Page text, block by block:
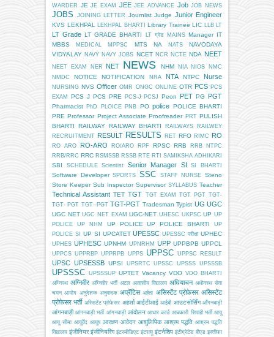
WARDER JE JE EXAM JEE JEE ADVANCE Job JOB NEWS
JOBS JOINING LETTER Journlist Judge Junior Engineer
KVS LEKHPAL LEKHPAL BHARTI Library Trainee LIC LLB LT
LT Grade LT GRADE BHARTI LT ग्रेड MAINS Manager IT
MBBS
MEDICAL MPPSC MTS NA NATS
NAVODAYA
VIDYALAY NAVY NAVY JOBS NCET NCR NCTE NDA NEET
NEET EXAM NER NET NEWS NHM NIA NIOS
NMC
NMDC
NOTICE NOTIFICATION NRA NTA NTPC Nurse
NURSING NVS Officer OMR ONGC ONLINE OTR PCS PCS
EXAM
PCS J PCS PRE PCS-J PCSJ Peon PET PG PGT
Pharmacist PhD PLOICE PNB PO police POLICE BHARTI
PRE Professor Project Associate Proofreader PRT PULISH
BHARTI
RAILWAY RAILWAY BHARTI RAILWAYS
RAILWEY
RECRUITMENT RESULT RESULTS RET RFO RIMC RO
RO ARO RO-ARO RO/ARO RPF RPSC RRB
RRB NTPC
RRB/RRC RRC RSMSSB RSSB RTE RTI SAMIKSHA ADHIKARI
SBI SCHEDULE Scientist Senior Manager SI SI BHARTI
Software Developer SPORTS SSC STAFF NURSE
Steno
Store Keeper Sub Inspector Supervisor SYLLABUS Teacher
Technical Assistant TET TGT TGT EXAM TGT PGT TGT-
TGT- PGT TGT--PGT TGT-PGT Tradesman Typist UG UGC
UGC NET UGC NET EXAM UGC-NET UHESC UKPSC UP UP
POLICE
UP NHM UP POLICE UP POLICE BHARTI
UP
POLICE SI
UP SI UPCATET UPESSC UPESSC परीक्षा UPHEC
UPHES UPHESC UPNHM UPNRHM UPP UPPBPB UPPCL
UPPCS UPPRBP UPPRPB UPPS UPPSC UPPSC RESULT
UPSC UPSESSB UPSI UPSRTC UPSSC UPSSS UPSSSB
UPSSSC UPSSSUP UPTET Vacancy VDO VDO BHARTI
अग्निपथ अग्निवीर अग्निवीर भर्ती अटल आवासीय विद्यालय अधियाचन अधीनस्थ सेवा
चयन आयोग अनुदेशक अनुवादक अप्रेंटिस अर्हता असिस्टेंट प्रोफेसर असिस्टेंट
प्रोफेसर भर्ती अस्सिटेंट प्रोफेसर अहर्ता आईटीआई आईबी आउटसोर्सिंग आँगनबाड़ी
आंगनबाड़ी आंगनबाड़ी भर्ती आंगनवाड़ी आंदोलन आधार कार्ड आबकारी सिपाही भर्ती आयु
आयु सीमा आयुर्वेद आयुष आरक्षण आवेदन आशुलिपिक आश्रम पद्धति आश्रम पद्धति
विद्यालय इंजीनियर इंजीनियरिंग इंटरमीडिएट इंटरव्यू इंटर्नशिप इंटीग्रेटेड बीएड इस्तीफा